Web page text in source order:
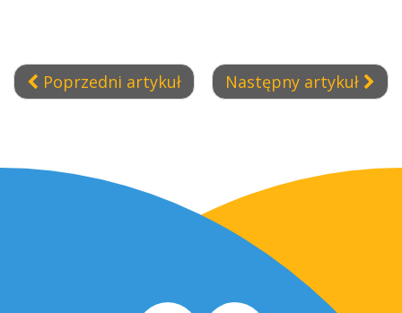
Poprzedni artykuł Następny artykuł